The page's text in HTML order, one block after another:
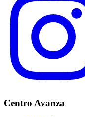
Centro Avanza